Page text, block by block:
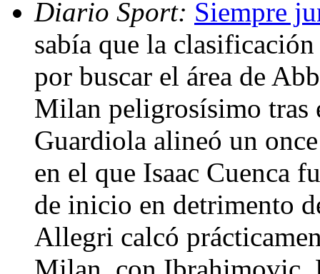
Diario Sport: Siempre
sabía que la
por buscar el área de
Milan peligrosísimo tras
Guardiola alineó un
en el que Isaac Cuenca
de inicio en detrimento
Allegri calcó